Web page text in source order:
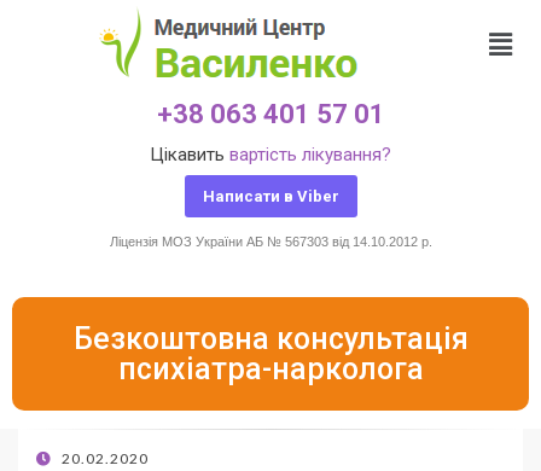
+38 063 401 57 01
Цікавить вартість лікування?
Написати в Viber
Ліцензія МОЗ України АБ № 567303 від 14.10.2012 р.
Безкоштовна консультація
психіатра-нарколога
20.02.2020